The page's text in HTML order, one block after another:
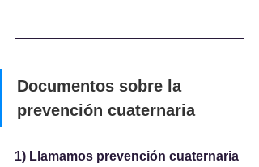
Documentos sobre la
prevención cuaternaria
1) Llamamos prevención cuaternaria